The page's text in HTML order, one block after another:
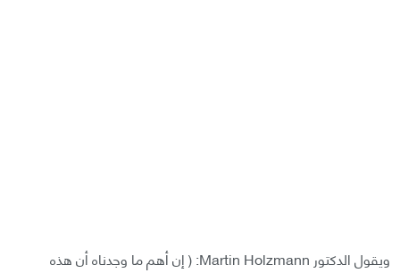
ويقول الدكتور Martin Holzmann: ( إن أهم ما وجدناه أن هذه